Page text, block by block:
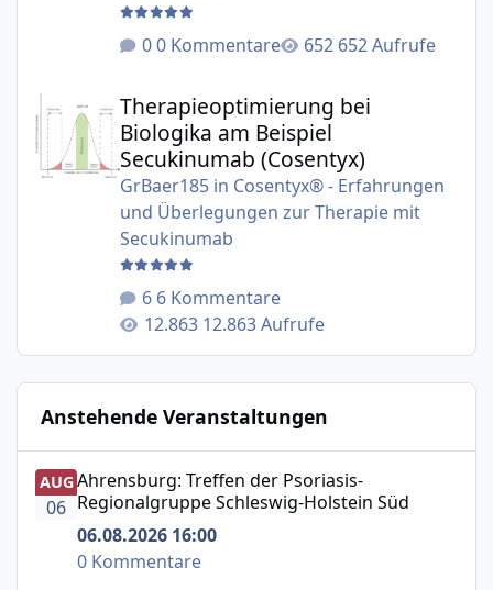
0 Kommentare
652 Aufrufe
Therapieoptimierung bei Biologika am Beispiel
Therapieoptimierung bei
Biologika am Beispiel
Secukinumab (Cosentyx)
GrBaer185in Cosentyx® - Erfahrungen
und Überlegungen zur Therapie mit
Secukinumab
6 Kommentare
12.863 Aufrufe
Anstehende Veranstaltungen
Ahrensburg: Treffen der Psoriasis-Regionalgruppe
AUG
06
Ahrensburg: Treffen der Psoriasis-
Regionalgruppe Schleswig-Holstein Süd
06.08.2026 16:00
0 Kommentare